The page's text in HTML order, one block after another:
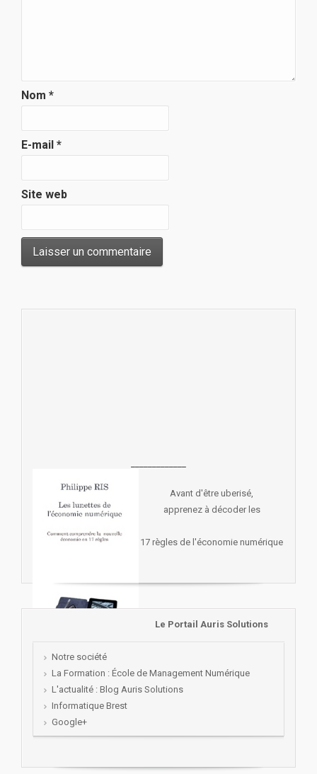
Nom *
E-mail *
Site web
Avant d'être uberisé,
apprenez à décoder les
17 règles de l'économie numérique
Le Portail Auris Solutions
Notre société
La Formation : École de Management Numérique
L'actualité : Blog Auris Solutions
Informatique Brest
Google+